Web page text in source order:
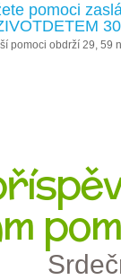
pomoci
pomoci obdrží 29, 59